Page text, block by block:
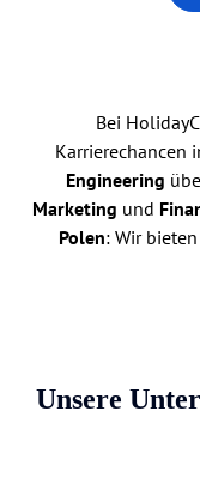
Bei
Karrierechancen
Engineering
Marketing und
Polen: Wir
Unsere